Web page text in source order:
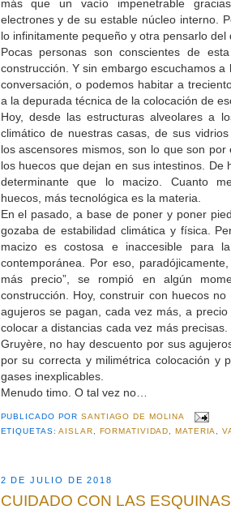
más que un vacío impenetrable
electrones y de su estable núcleo interno.
lo infinitamente pequeño y otra pensarlo
Pocas personas son conscientes de
construcción. Y sin embargo escuchamos
conversación, o podemos habitar a
a la depurada técnica de la colocación de
Hoy, desde las estructuras alveolares a
climático de nuestras casas, de sus
los ascensores mismos, son lo que son
los huecos que dejan en sus intestinos. De
determinante que lo macizo. Cuanto
huecos, más tecnológica es la materia.
En el pasado, a base de poner y poner
gozaba de estabilidad climática y física.
macizo es costosa e inaccesible para
contemporánea. Por eso,
más precio”, se rompió en algún
construcción. Hoy, construir con huecos
agujeros se pagan, cada vez más, a
colocar a distancias cada vez más
Gruyère, no hay descuento por sus
por su correcta y milimétrica colocación y
gases inexplicables.
Menudo timo. O tal vez no…
PUBLICADO PORSANTIAGO DE MOLINA
ETIQUETAS:AISLAR FORMATIVIDAD ,MATERIA ,
2 DE JULIO DE 2018
CUIDADO CON LAS ESQUINAS